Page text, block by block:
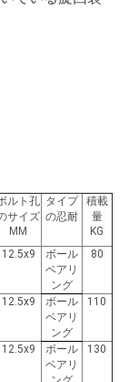
ルト孔
サイズ
MM
タイプ
の忍耐
積載
量
KG
12.5x9
ボール
ベアリ
ング
80
12.5x9
ボール
ベアリ
ング
110
12.5x9
ボール
ベアリ
130